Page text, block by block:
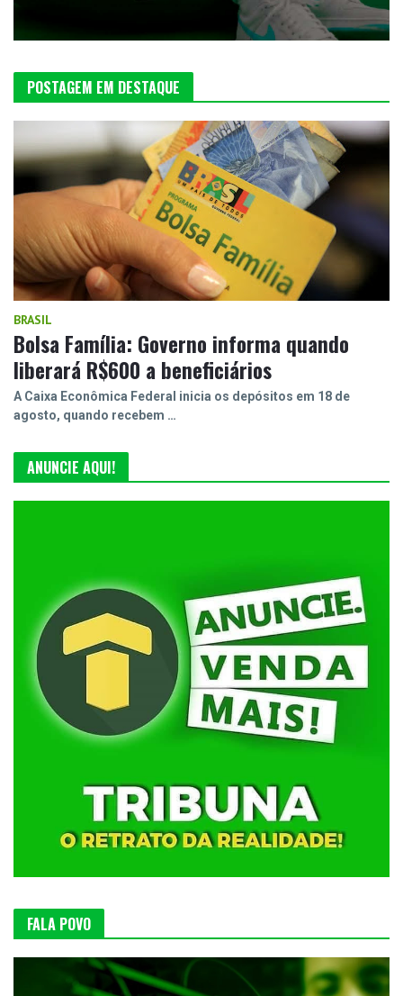
POSTAGEM EM DESTAQUE
BRASIL
Bolsa Família: Governo informa quando
liberará R$600 a beneficiários
A Caixa Econômica Federal inicia os depósitos em 18 de
agosto, quando recebem …
ANUNCIE AQUI!
FALA POVO